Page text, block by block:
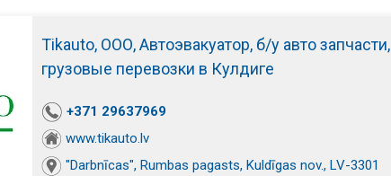
Tikauto, ООО, Автоэвакуатор, б/у авто запчасти,
грузовые перевозки в Кулдиге
+371 29637969
www.tikauto.lv
"Darbnīcas", Rumbas pagasts, Kuldīgas nov., LV-3301